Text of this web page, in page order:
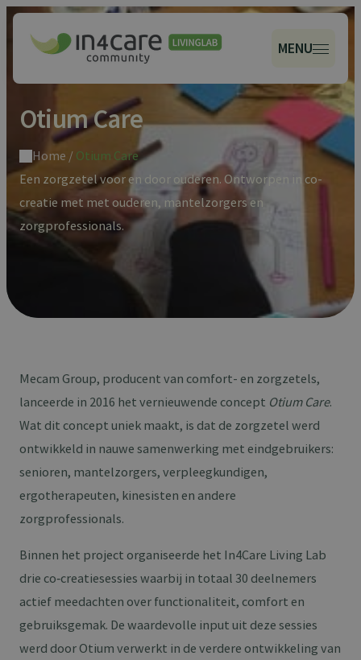
MENU
Otium Care
Home / Otium Care
Een zorgzetel voor en door ouderen. Ontworpen in co-
creatie met met ouderen, mantelzorgers en
zorgprofessionals.
Mecam Group, producent van comfort- en zorgzetels,
lanceerde in 2016 het vernieuwende concept Otium Care.
Wat dit concept uniek maakt, is dat de zorgzetel werd
ontwikkeld in nauwe samenwerking met eindgebruikers:
senioren, mantelzorgers, verpleegkundigen,
ergotherapeuten, kinesisten en andere
zorgprofessionals.
Binnen het project organiseerde het In4Care Living Lab
drie co‑creatiesessies waarbij in totaal 30 deelnemers
actief meedachten over functionaliteit, comfort en
gebruiksgemak. De waardevolle input uit deze sessies
werd door Otium verwerkt in de verdere ontwikkeling van